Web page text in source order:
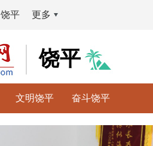
饶平 更多
饶平
文明饶平 奋斗饶平